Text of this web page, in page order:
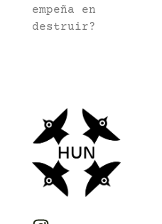
empeña en
destruir?